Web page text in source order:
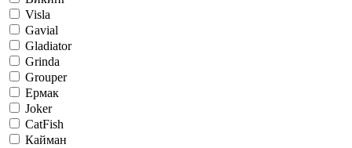
Visla
Gavial
Gladiator
Grinda
Grouper
Ермак
Joker
CatFish
Кайман